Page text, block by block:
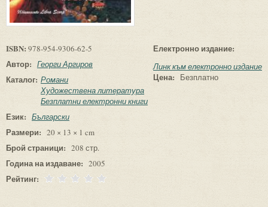
ISBN: 978-954-9306-62-5
Автор: Георги Аргиров
Каталог: Романи
Художествена литература
Безплатни електронни книги
Език: Български
Размери: 20 × 13 × 1 cm
Брой страници: 208 стр.
Година на издаване: 2005
Рейтинг:
Електронно издание:
Линк към електронно издание
Цена: Безплатно